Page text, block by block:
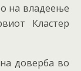
на владеење
Кластер
доверба во